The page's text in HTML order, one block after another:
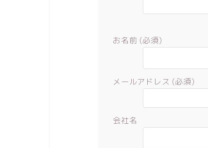
お名前 (必須)
メールアドレス (必須)
会社名